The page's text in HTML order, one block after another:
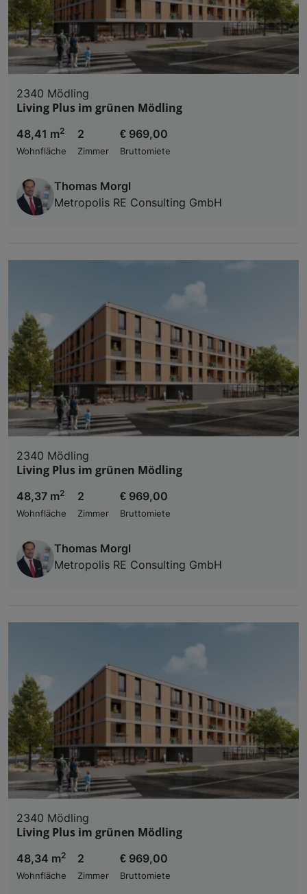
2340 Mödling
Living Plus im grünen Mödling
48,41 m2
Wohnfläche
2
Zimmer
€ 969,00
Bruttomiete
Thomas Morgl
Metropolis RE Consulting GmbH
2340 Mödling
Living Plus im grünen Mödling
48,37 m2
Wohnfläche
2
Zimmer
€ 969,00
Bruttomiete
Thomas Morgl
Metropolis RE Consulting GmbH
2340 Mödling
Living Plus im grünen Mödling
48,34 m2
Wohnfläche
2
Zimmer
€ 969,00
Bruttomiete